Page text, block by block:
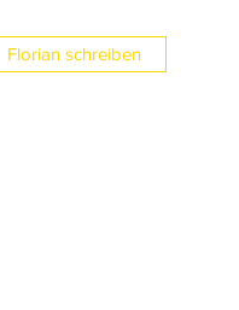
Florian schreiben